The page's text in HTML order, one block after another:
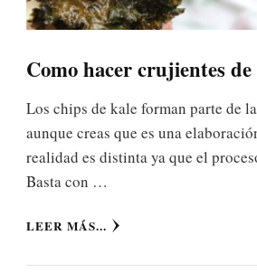
Como hacer crujientes
Los chips de kale forman parte de
aunque creas que es una
realidad es distinta ya que el
Basta con …
LEER MÁS...